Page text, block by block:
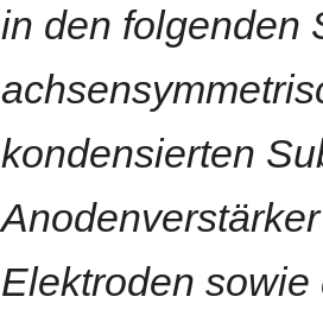
in den folgenden
kondensierten
Elektroden